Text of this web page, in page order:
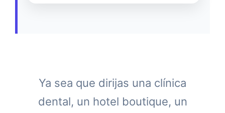
Ya sea que dirijas una clínica
dental, un hotel boutique, un